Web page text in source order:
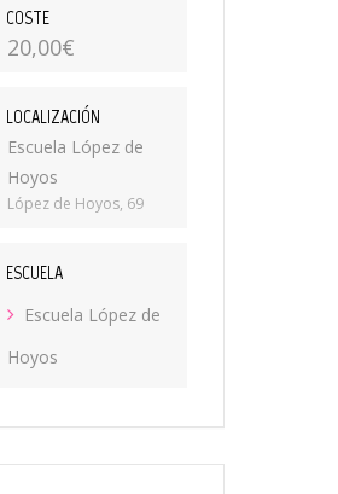
COSTE
20,00€
LOCALIZACIÓN
Escuela López de
Hoyos
López de Hoyos, 69
ESCUELA
Escuela López de
Hoyos